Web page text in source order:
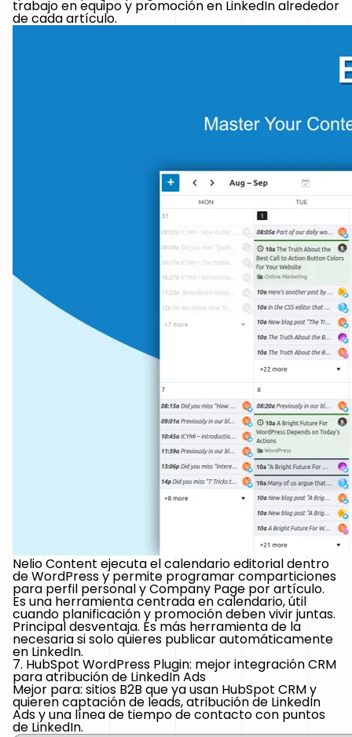
trabajo en equipo y promoción en LinkedIn alrededor
de cada artículo.
Nelio Content ejecuta el calendario editorial dentro
de WordPress y permite programar comparticiones
para perfil personal y Company Page por artículo.
Es una herramienta centrada en calendario, útil
cuando planificación y promoción deben vivir juntas.
Principal desventaja. Es más herramienta de la
necesaria si solo quieres publicar automáticamente
en LinkedIn.
7. HubSpot WordPress Plugin: mejor integración CRM
para atribución de LinkedIn Ads
Mejor para: sitios B2B que ya usan HubSpot CRM y
quieren captación de leads, atribución de LinkedIn
Ads y una línea de tiempo de contacto con puntos
de LinkedIn.